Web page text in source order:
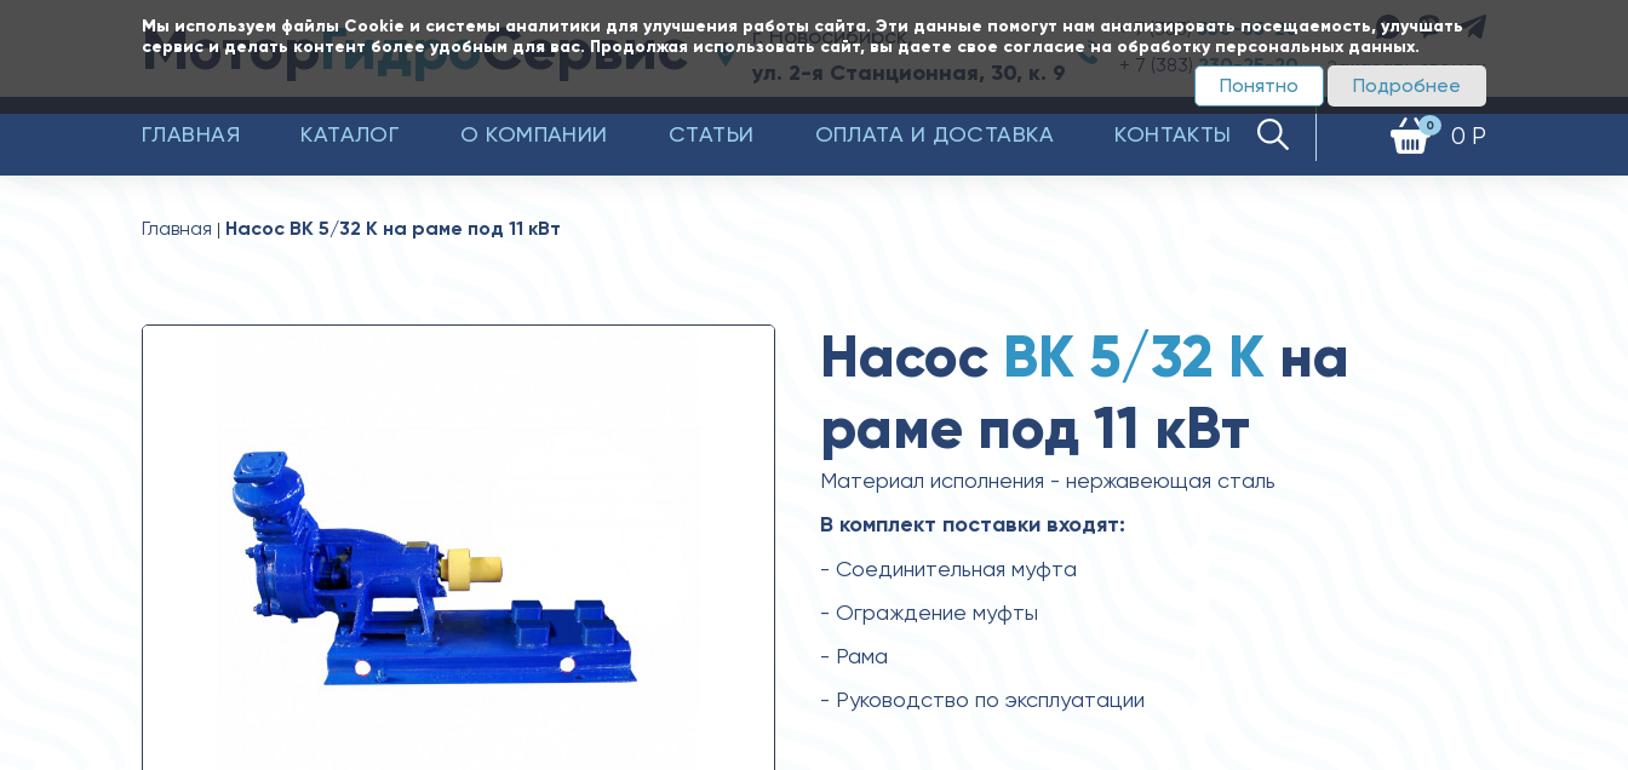
Мы используем файлы Cookie и системы аналитики для улучшения работы сайта. Эти данные помогут нам анализировать посещаемость, улучшать
сервис и делать контент более удобным для вас. Продолжая использовать сайт, вы даете свое согласие на обработку персональных данных.
Подробнее
Понятно
МоторГидроСервис г. Новосибирск,
ул. 2-я Станционная, 30, к. 9
+ 7 (383)350-65-20
+ 7 (383)230-25-20 Заказать звонок
0 0 Р
ГЛАВНАЯ КАТАЛОГ О КОМПАНИИ СТАТЬИ ОПЛАТА И ДОСТАВКА КОНТАКТЫ
Главная Насос ВК 5/32 К на раме под 11 кВт
Насос ВК 5/32 Кна
раме под 11 кВт
Материал исполнения - нержавеющая сталь
В комплект поставки входят:
- Соединительная муфта
- Ограждение муфты
- Рама
- Руководство по эксплуатации